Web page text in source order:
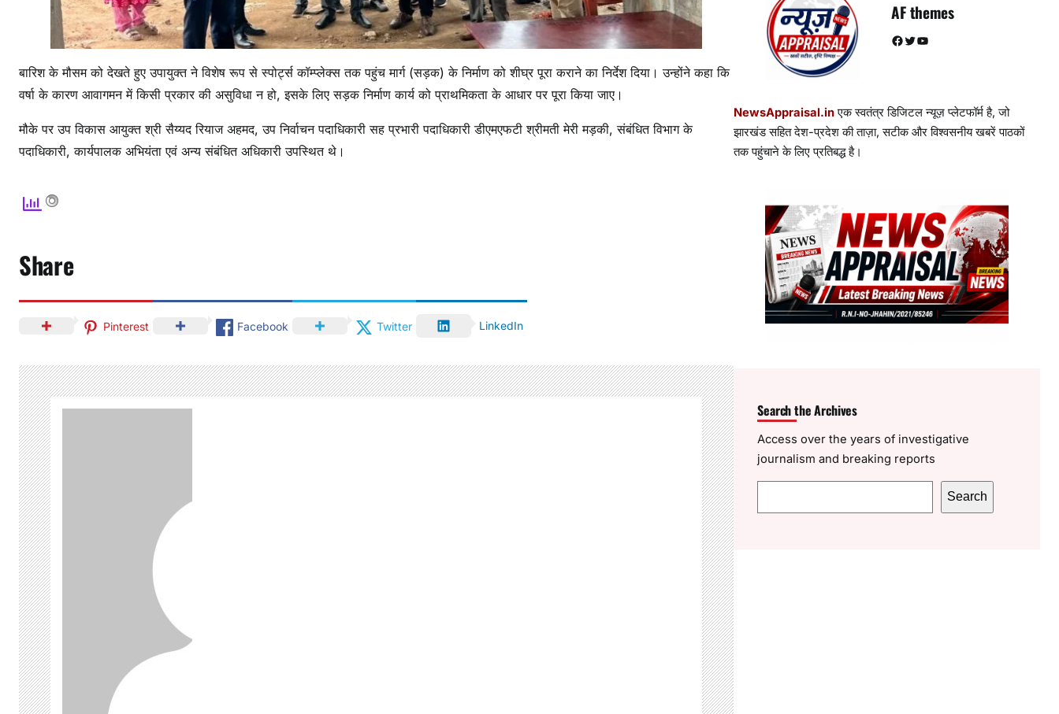
बारिश के मौसम को देखते हुए उपायुक्त ने विशेष रूप से स्पोर्ट्स कॉम्प्लेक्स तक पहुंच मार्ग (सड़क) के निर्माण को शीघ्र पूरा कराने का निर्देश दिया। उन्होंने कहा कि
वर्षा के कारण आवागमन में किसी प्रकार की असुविधा न हो, इसके लिए सड़क निर्माण कार्य को प्राथमिकता के आधार पर पूरा किया जाए।
मौके पर उप विकास आयुक्त श्री सैय्यद रियाज अहमद, उप निर्वाचन पदाधिकारी सह प्रभारी पदाधिकारी डीएमएफटी श्रीमती मेरी मड़की, संबंधित विभाग के
पदाधिकारी, कार्यपालक अभियंता एवं अन्य संबंधित अधिकारी उपस्थित थे।
Share
Pinterest Facebook Twitter LinkedIn
AF themes
Facebook Twitter YouTube
NewsAppraisal.inएक स्वतंत्र डिजिटल न्यूज़ प्लेटफॉर्म है, जो
झारखंड सहित देश-प्रदेश की ताज़ा, सटीक और विश्वसनीय खबरें पाठकों
तक पहुंचाने के लिए प्रतिबद्ध है।
Search the Archives
Access over the years of investigative
journalism and breaking reports
e
Search